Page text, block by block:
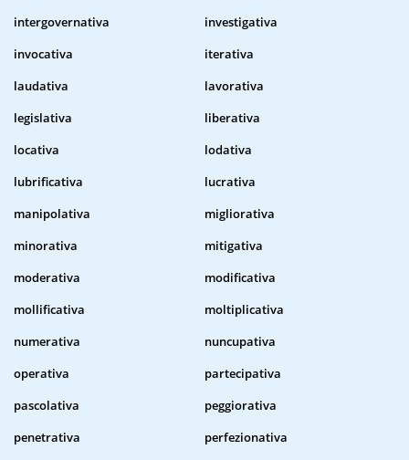
intergovernativa
investigativa
invocativa
iterativa
laudativa
lavorativa
legislativa
liberativa
locativa
lodativa
lubrificativa
lucrativa
manipolativa
migliorativa
minorativa
mitigativa
moderativa
modificativa
mollificativa
moltiplicativa
numerativa
nuncupativa
operativa
partecipativa
pascolativa
peggiorativa
penetrativa
perfezionativa